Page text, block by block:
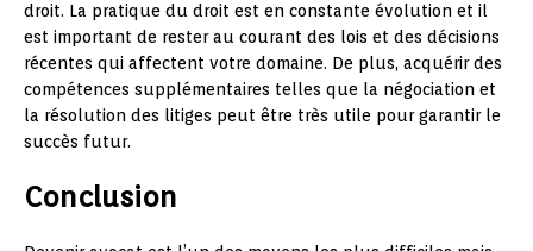
droit. La pratique du droit est en constante évolution et il
est important de rester au courant des lois et des décisions
récentes qui affectent votre domaine. De plus, acquérir des
compétences supplémentaires telles que la négociation et
la résolution des litiges peut être très utile pour garantir le
succès futur.
Conclusion